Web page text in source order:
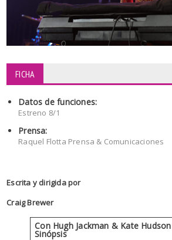
FICHA
Datos de funciones:
Estreno 8/1
Prensa:
Raquel Flotta Prensa & Comunicaciones
Escrita y dirigida por
Craig Brewer
Con Hugh Jackman & Kate Hudson
Sinópsis